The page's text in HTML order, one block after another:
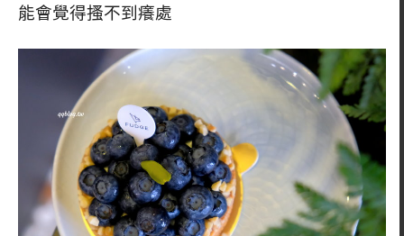
能會覺得搔不到癢處